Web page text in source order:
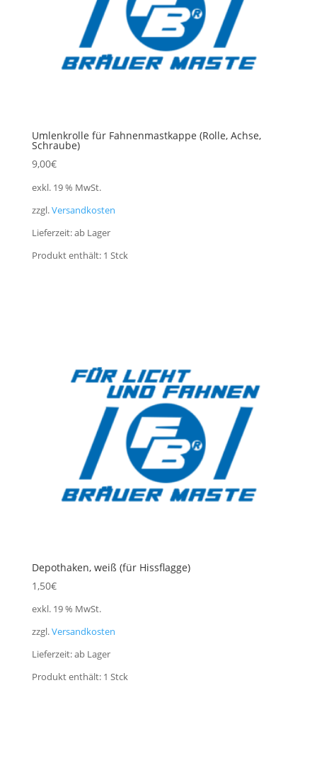
Umlenkrolle für Fahnenmastkappe (Rolle, Achse,
Schraube)
9,00€
exkl. 19 % MwSt.
zzgl.Versandkosten
Lieferzeit:ab Lager
Produkt enthält: 1 Stck
Depothaken, weiß (für Hissflagge)
1,50€
exkl. 19 % MwSt.
zzgl.Versandkosten
Lieferzeit:ab Lager
Produkt enthält: 1 Stck